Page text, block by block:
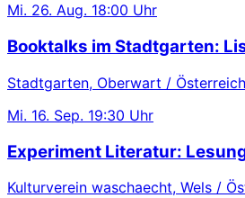
Mi. 26. Aug. 18:00 Uhr
Booktalks im Stadtgarten:
Stadtgarten, Oberwart / Österreich
Mi. 16. Sep. 19:30 Uhr
Experiment Literatur:
Kulturverein waschaecht, Wels /